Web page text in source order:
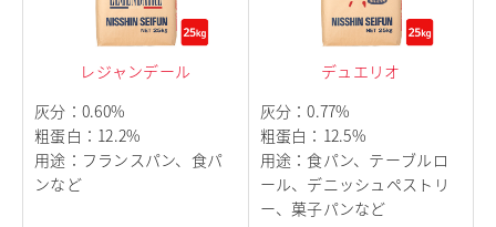
レジャンデール
灰分 ： 0.60%
粗蛋白 ： 12.2%
用途 ： フランスパン、食パ
ンなど
デュエリオ
灰分 ：0.77%
粗蛋白 ： 12.5%
用途 ：食パン、テーブルロ
ール、デニッシュペストリ
ー、菓子パンなど